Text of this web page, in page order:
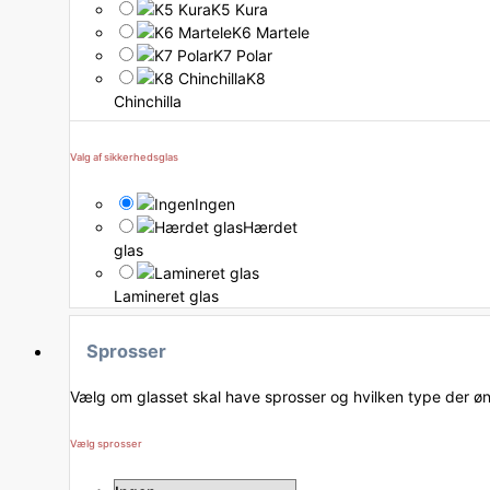
K5 Kura
K6 Martele
K7 Polar
K8
Chinchilla
Valg af sikkerhedsglas
Ingen
Hærdet
glas
Lamineret glas
Sprosser
Vælg om glasset skal have sprosser og hvilken type der
Vælg sprosser